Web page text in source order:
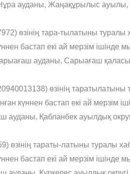
ауданы, Жаңақұрылыс ауылы,
өзінің тара-тылатыны туралы
бастап екі ай мерзім ішінде
ауданы, Сарыағаш
өзінің таратылатыны
күннен бастап екі ай мерзім
ауданы, Қабланбек ауылдық
тараты-латыны туралы
бастап екі ай мерзім ішінде